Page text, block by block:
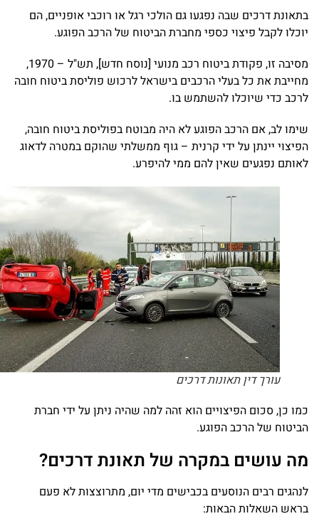
בתאונת דרכים שבה נפגעו גם הולכי רגל או רוכבי אופניים, הם
יוכלו לקבל פיצוי כספי מחברת הביטוח של הרכב הפוגע.
מסיבה זו, פקודת ביטוח רכב מנועי [נוסח חדש], תש"ל – 1970,
מחייבת את כל בעלי הרכבים בישראל לרכוש פוליסת ביטוח חובה
לרכב כדי שיוכלו להשתמש בו.
שימו לב, אם הרכב הפוגע לא היה מבוטח בפוליסת ביטוח חובה,
הפיצוי יינתן על ידי קרנית – גוף ממשלתי שהוקם במטרה לדאוג
לאותם נפגעים שאין להם ממי להיפרע.
עורך דין תאונות דרכים
כמו כן, סכום הפיצויים הוא זהה למה שהיה ניתן על ידי חברת
הביטוח של הרכב הפוגע.
מה עושים במקרה של תאונת דרכים?
לנהגים רבים הנוסעים בכבישים מדי יום, מתרוצצות לא פעם
בראש השאלות הבאות: